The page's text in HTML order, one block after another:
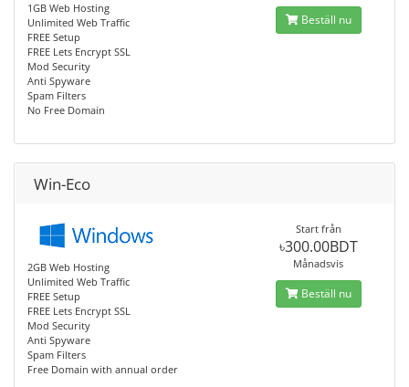
1GB Web Hosting
Unlimited Web Traffic
FREE Setup
FREE Lets Encrypt SSL
Mod Security
Anti Spyware
Spam Filters
No Free Domain
Beställ nu
Win-Eco
2GB Web Hosting
Unlimited Web Traffic
FREE Setup
FREE Lets Encrypt SSL
Mod Security
Anti Spyware
Spam Filters
Free Domain with annual order
Start från
৳300.00BDT
Månadsvis
Beställ nu